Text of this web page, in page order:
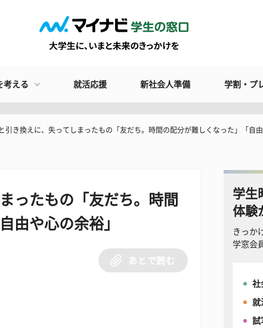
考える 就活応援 新社会人準備 学割・プ
引き換えに、失ってしまったもの「友だち。時間の配分が難しくなった」「自由
ったもの「友だち。時間
由や心の余裕」
あとで読む
学生
体験
きっか
学窓会
社
就
試